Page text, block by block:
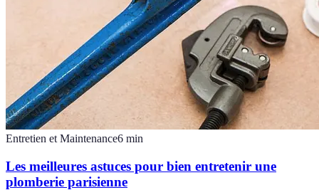
Entretien et Maintenance6 min
Les meilleures astuces pour bien entretenir une
plomberie parisienne